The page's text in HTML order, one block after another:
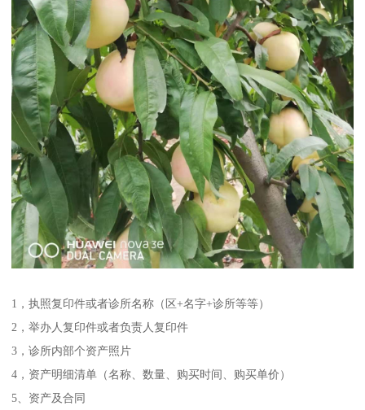
1，执照复印件或者诊所名称（区+名字+诊所等等）
2，举办人复印件或者负责人复印件
3，诊所内部个资产照片
4，资产明细清单（名称、数量、购买时间、购买单价）
5、资产及合同